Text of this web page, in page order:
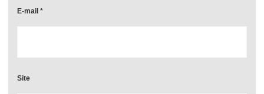
E-mail *
Site